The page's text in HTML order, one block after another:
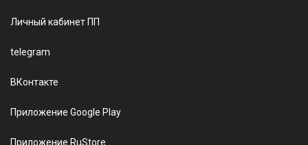
Личный кабинет ПП
telegram
ВКонтакте
Приложение Google Play
Приложение RuStore